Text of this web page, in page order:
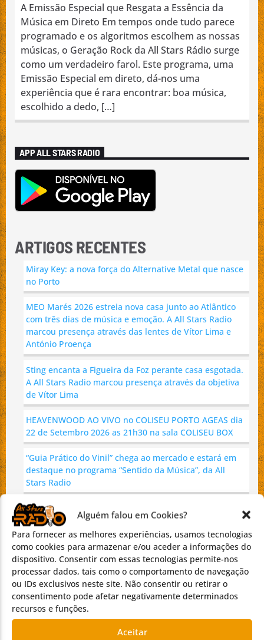
Alguém falou em Cookies?
Para fornecer as melhores experiências, usamos tecnologias
como cookies para armazenar e/ou aceder a informações do
dispositivo. Consentir com essas tecnologias permite-nos
processar dados, tais como o comportamento de navegação
ou IDs exclusivos neste site. Não consentir ou retirar o
consentimento pode afetar negativamente determinados
recursos e funções.
Aceitar
A Emissão Especial que Resgata a Essência da
Música em Direto Em tempos onde tudo parece
programado e os algoritmos escolhem as nossas
músicas, o Geração Rock da All Stars Rádio surge
como um verdadeiro farol. Este programa, uma
Emissão Especial em direto, dá-nos uma
experiência que é rara encontrar: boa música,
escolhido a dedo, […]
APP ALL STARS RADIO
ARTIGOS RECENTES
Miray Key: a nova força do Alternative Metal que nasce
no Porto
MEO Marés 2026 estreia nova casa junto ao Atlântico
com três dias de música e emoção. A All Stars Radio
marcou presença através das lentes de Vítor Lima e
António Proença
Sting encanta a Figueira da Foz perante casa esgotada.
A All Stars Radio marcou presença através da objetiva
de Vítor Lima
HEAVENWOOD AO VIVO no COLISEU PORTO AGEAS dia
22 de Setembro 2026 as 21h30 na sala COLISEU BOX
“Guia Prático do Vinil” chega ao mercado e estará em
destaque no programa “Sentido da Música”, da All
Stars Radio
COMENTÁRIOS RECENTES
Brito em“Guia Prático do Vinil” chega ao mercado e estará
em destaque no programa “Sentido da Música”, da All
Stars Radio
Sandra MendonçaemDiogo Barbosa prepara novo álbum
“FASES DO AMOR” e afirma-se como uma das novas vozes